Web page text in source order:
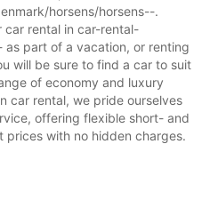
horsens/horsens--.
car rental in car-rental-
part of a vacation, or renting
will be sure to find a car to suit
of economy and luxury
car rental, we pride ourselves
offering flexible short- and
prices with no hidden charges.